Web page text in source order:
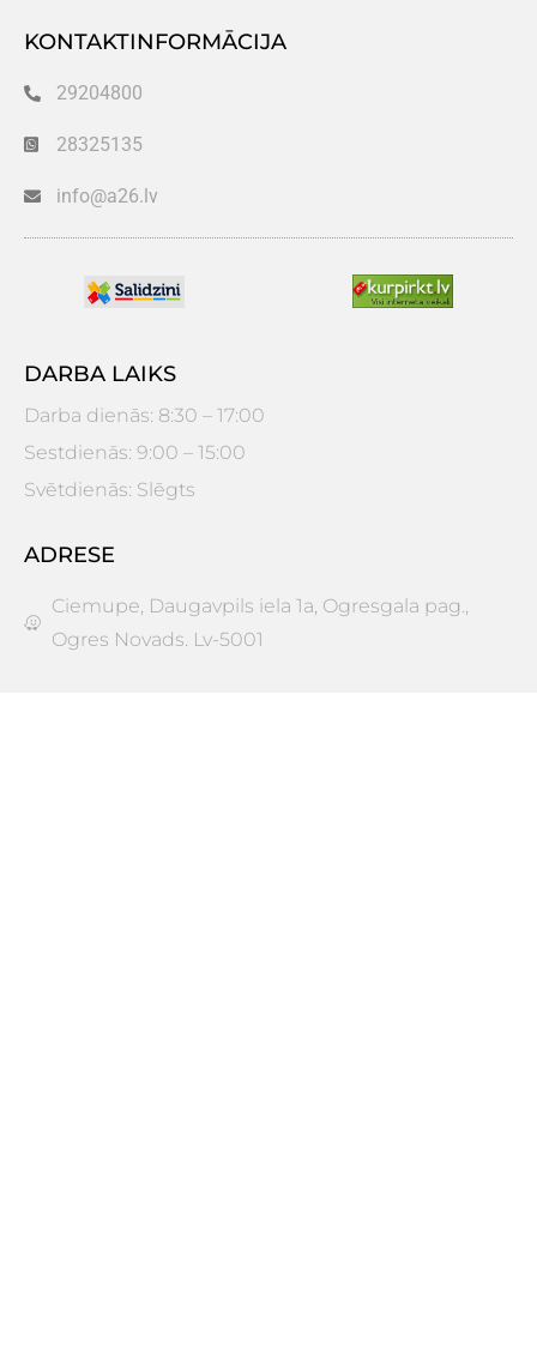
KONTAKTINFORMĀCIJA
29204800
28325135
info@a26.lv
DARBA LAIKS
Darba dienās: 8:30 – 17:00
Sestdienās: 9:00 – 15:00
Svētdienās: Slēgts
ADRESE
Ciemupe, Daugavpils iela 1a, Ogresgala pag.,
Ogres Novads. Lv-5001